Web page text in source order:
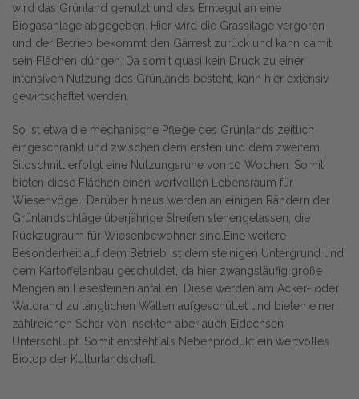
wird das Grünland genutzt und das Erntegut an eine
Biogasanlage abgegeben. Hier wird die Grassilage vergoren
und der Betrieb bekommt den Gärrest zurück und kann damit
sein Flächen düngen. Da somit quasi kein Druck zu einer
intensiven Nutzung des Grünlands besteht, kann hier extensiv
gewirtschaftet werden.
So ist etwa die mechanische Pflege des Grünlands zeitlich
eingeschränkt und zwischen dem ersten und dem zweitem
Siloschnitt erfolgt eine Nutzungsruhe von 10 Wochen. Somit
bieten diese Flächen einen wertvollen Lebensraum für
Wiesenvögel. Darüber hinaus werden an einigen Rändern der
Grünlandschläge überjährige Streifen stehengelassen, die
Rückzugraum für Wiesenbewohner sind.Eine weitere
Besonderheit auf dem Betrieb ist dem steinigen Untergrund und
dem Kartoffelanbau geschuldet, da hier zwangsläufig große
Mengen an Lesesteinen anfallen. Diese werden am Acker- oder
Waldrand zu länglichen Wällen aufgeschüttet und bieten einer
zahlreichen Schar von Insekten aber auch Eidechsen
Unterschlupf. Somit entsteht als Nebenprodukt ein wertvolles
Biotop der Kulturlandschaft.